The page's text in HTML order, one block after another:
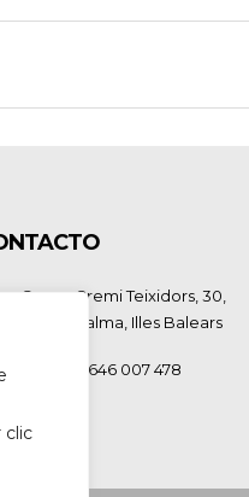
clic
Carrer Gremi Teixidors, 30,
07009 Palma, Illes Balears
Tel.: +34 646 007 478